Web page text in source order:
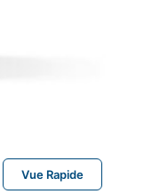
Ce
Vue Rapide